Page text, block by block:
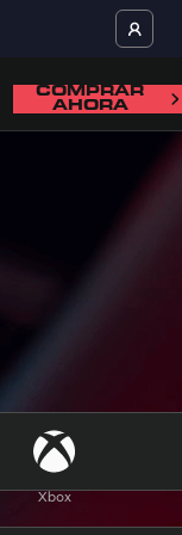
COMPRAR
AHORA
Xbox